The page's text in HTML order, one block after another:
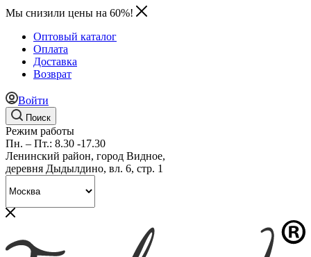
Мы снизили цены на 60%!
Оптовый каталог
Оплата
Доставка
Возврат
Войти
Поиск
Режим работы
Пн. – Пт.: 8.30 -17.30
Ленинский район, город Видное,
деревня Дыдылдино, вл. 6, стр. 1